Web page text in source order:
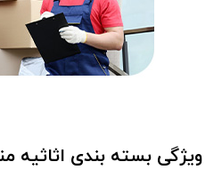
ویژگی بسته بندی اثاثیه